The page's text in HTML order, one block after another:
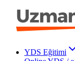
YDS Eğitimi